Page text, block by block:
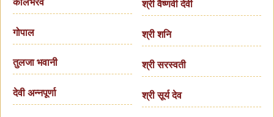
गोपाल
तुलजा भवानी
देवी अन्नपूर्णा
श्री वैष्णवी देवी
श्री शनि
श्री सरस्वती
श्री सूर्य देव